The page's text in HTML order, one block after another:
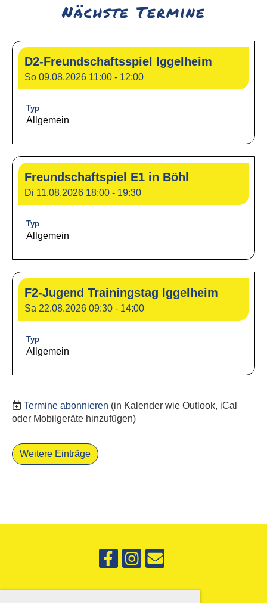
Nächste Termine
D2-Freundschaftsspiel Iggelheim
So 09.08.2026 11:00 - 12:00
Typ
Allgemein
Freundschaftspiel E1 in Böhl
Di 11.08.2026 18:00 - 19:30
Typ
Allgemein
F2-Jugend Trainingstag Iggelheim
Sa 22.08.2026 09:30 - 14:00
Typ
Allgemein
Termine abonnieren (in Kalender wie Outlook, iCal
oder Mobilgeräte hinzufügen)
Weitere Einträge